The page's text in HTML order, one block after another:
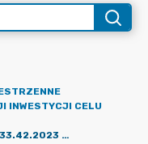
INWESTYCJI CELU
OBWIESZCZENIE NR RPP.6733.42.2023 O WSZCZĘCIU POSTĘPOWANIA W SPRAWIE WYDANIA DECYZJI O LOKALIZACJI INWESTYCJI CELU PUBLICZNEGO DLA PRZEDSIĘWZIĘCIA POLEGAJĄCEGO NA BUDOWIE SIECI GAZOWEJ ŚREDNIEGO CIŚNIENIA, NA CZĘŚCI DZIAŁKI O NR EWID. 31/2, POŁOŻONEJ W OBRĘBIE GEODEZYJNYM ZAKRZEWO, GMINA DOPIEWO.